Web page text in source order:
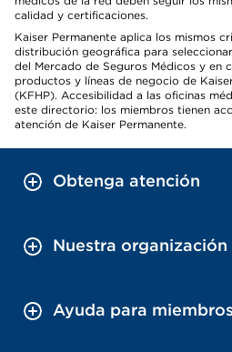
calidad y certificaciones.
Kaiser Permanente aplica los mismos
distribución geográfica para
del Mercado de Seguros Médicos y en
productos y líneas de negocio de
(KFHP). Accesibilidad a las oficinas
este directorio: los miembros tienen
atención de Kaiser Permanente.
Obtenga atención
Nuestra organización
Ayuda para miembros